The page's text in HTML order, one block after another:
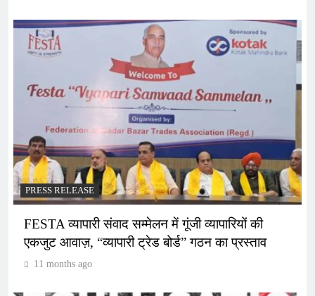
PRESS RELEASE
FESTA व्यापारी संवाद सम्मेलन में गूंजी व्यापारियों की
एकजुट आवाज़, “व्यापारी ट्रेड बोर्ड” गठन का प्रस्ताव
11 months ago